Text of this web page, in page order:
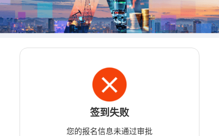
签到失败
您的报名信息未通过审批